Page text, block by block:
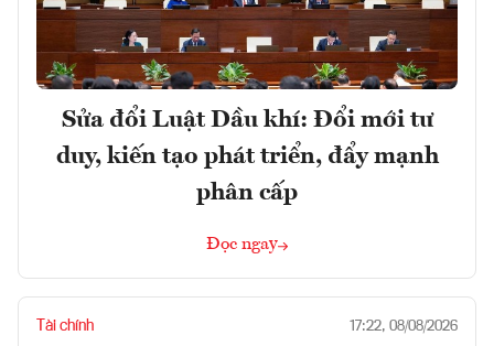
Sửa đổi Luật Dầu khí: Đổi mới tư
duy, kiến tạo phát triển, đẩy mạnh
phân cấp
Đọc ngay
Tài chính 17:22, 08/08/2026